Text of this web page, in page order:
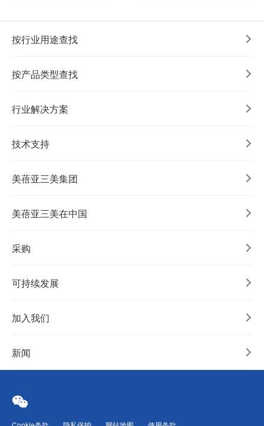
按行业用途查找
按产品类型查找
行业解决方案
技术支持
美蓓亚三美集团
美蓓亚三美在中国
采购
可持续发展
加入我们
新闻